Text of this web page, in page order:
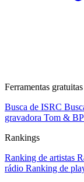
Ferramentas gratuitas
Busca de ISRC
gravadora Tom &
Rankings
Ranking de artistas
rádio Ranking de